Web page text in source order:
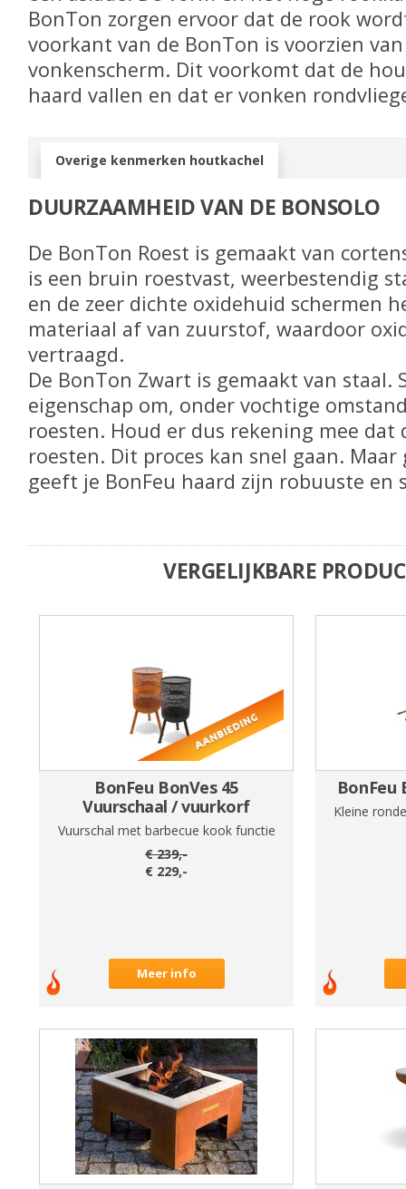
BonTon zorgen ervoor dat de rook
voorkant van de BonTon is voorzien
vonkenscherm. Dit voorkomt dat de
haard vallen en dat er vonken
Overige kenmerken houtkachel
DUURZAAMHEID VAN DE BONSOLO
De BonTon Roest is gemaakt van
is een bruin roestvast, weerbestendig
en de zeer dichte oxidehuid schermen
materiaal af van zuurstof, waardoor
vertraagd.
De BonTon Zwart is gemaakt van staal.
eigenschap om, onder vochtige
roesten. Houd er dus rekening mee dat
roesten. Dit proces kan snel gaan.
geeft je BonFeu haard zijn robuuste en
VERGELIJKBARE
BonFeu BonVes 45
Vuurschaal / vuurkorf
Vuurschal met barbecue kook functie
€239,-
€ 229,-
Meer info
BonFeu
Kleine